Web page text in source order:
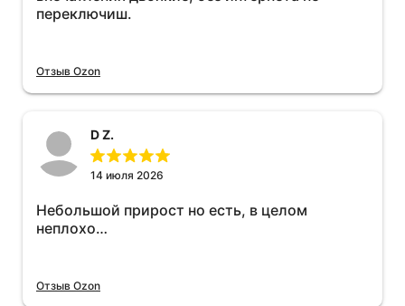
переключиш.
Отзыв Ozon
D Z.
14 июля 2026
Небольшой прирост но есть, в целом
неплохо…
Отзыв Ozon